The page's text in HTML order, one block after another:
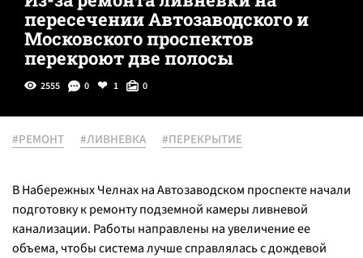
пересечении Автозаводского и
Московского проспектов
перекроют две полосы
2555 0 1 0
#РЕМОНТ #ЛИВНЕВКА #ПЕРЕКРЫТИЕ
В Набережных Челнах на Автозаводском проспекте начали
подготовку к ремонту подземной камеры ливневой
канализации. Работы направлены на увеличение ее
объема, чтобы система лучше справлялась с дождевой